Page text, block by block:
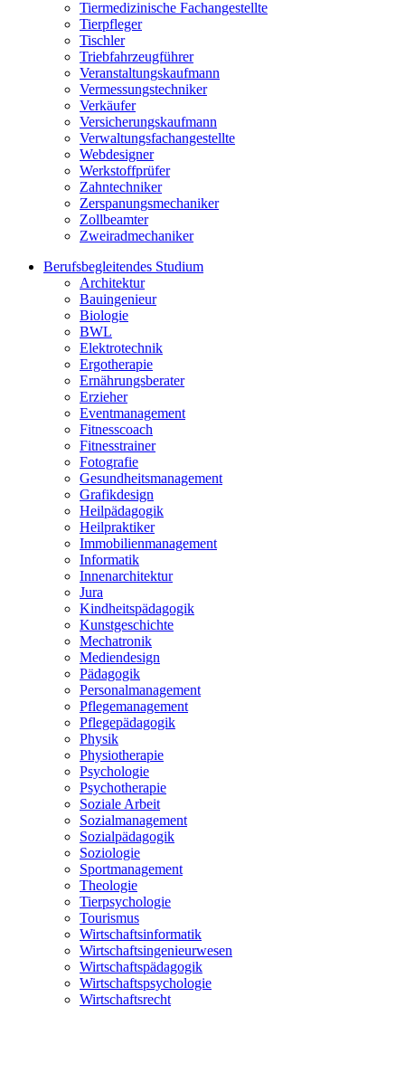
Tiermedizinische Fachangestellte
Tierpfleger
Tischler
Triebfahrzeugführer
Veranstaltungskaufmann
Vermessungstechniker
Verkäufer
Versicherungskaufmann
Verwaltungsfachangestellte
Webdesigner
Werkstoffprüfer
Zahntechniker
Zerspanungsmechaniker
Zollbeamter
Zweiradmechaniker
Berufsbegleitendes Studium
Architektur
Bauingenieur
Biologie
BWL
Elektrotechnik
Ergotherapie
Ernährungsberater
Erzieher
Eventmanagement
Fitnesscoach
Fitnesstrainer
Fotografie
Gesundheitsmanagement
Grafikdesign
Heilpädagogik
Heilpraktiker
Immobilienmanagement
Informatik
Innenarchitektur
Jura
Kindheitspädagogik
Kunstgeschichte
Mechatronik
Mediendesign
Pädagogik
Personalmanagement
Pflegemanagement
Pflegepädagogik
Physik
Physiotherapie
Psychologie
Psychotherapie
Soziale Arbeit
Sozialmanagement
Sozialpädagogik
Soziologie
Sportmanagement
Theologie
Tierpsychologie
Tourismus
Wirtschaftsinformatik
Wirtschaftsingenieurwesen
Wirtschaftspädagogik
Wirtschaftspsychologie
Wirtschaftsrecht